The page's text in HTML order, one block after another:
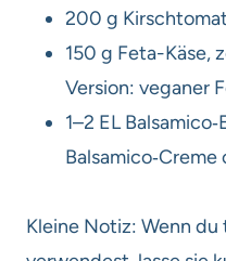
200 g
150 g Feta-Käse,
Version: veganer
1–2 EL
Kleine Notiz: Wenn